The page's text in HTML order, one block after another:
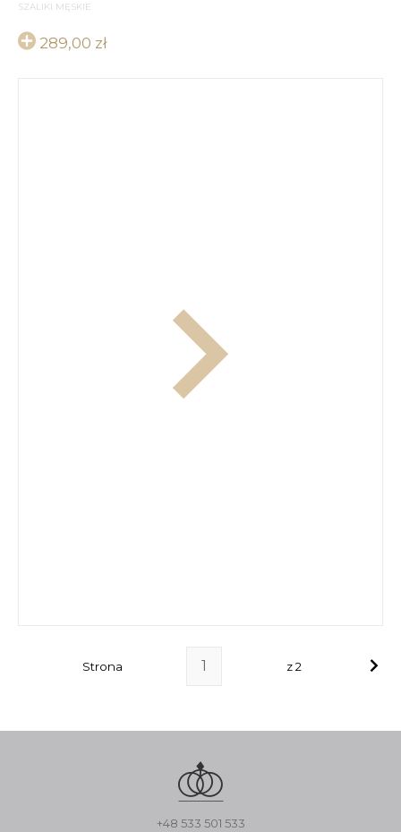
SZALIKI MĘSKIE
289,00 zł
Strona z 2
+48 533 501 533